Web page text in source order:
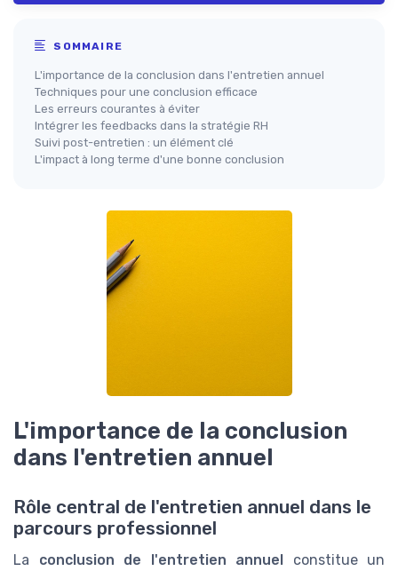
SOMMAIRE
L'importance de la conclusion dans l'entretien annuel
Techniques pour une conclusion efficace
Les erreurs courantes à éviter
Intégrer les feedbacks dans la stratégie RH
Suivi post-entretien : un élément clé
L'impact à long terme d'une bonne conclusion
L'importance de la conclusion
dans l'entretien annuel
Rôle central de l'entretien annuel dans le
parcours professionnel
La conclusion de l'entretien annuel constitue un